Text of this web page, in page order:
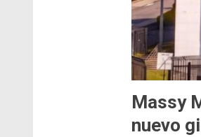
Massy
nuevo